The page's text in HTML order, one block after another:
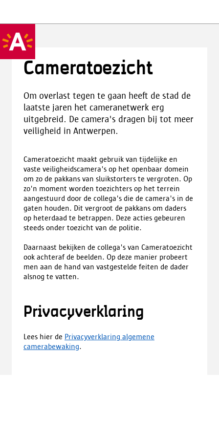
Cameratoezicht
Om overlast tegen te gaan heeft de stad de
laatste jaren het cameranetwerk erg
uitgebreid. De camera's dragen bij tot meer
veiligheid in Antwerpen.
Cameratoezicht maakt gebruik van tijdelijke en
vaste veiligheidscamera's op het openbaar domein
om zo de pakkans van sluikstorters te vergroten. Op
zo'n moment worden toezichters op het terrein
aangestuurd door de collega's die de camera's in de
gaten houden. Dit vergroot de pakkans om daders
op heterdaad te betrappen. Deze acties gebeuren
steeds onder toezicht van de politie.
Daarnaast bekijken de collega's van Cameratoezicht
ook achteraf de beelden. Op deze manier probeert
men aan de hand van vastgestelde feiten de dader
alsnog te vatten.
Privacyverklaring
Lees hier de Privacyverklaring algemene
camerabewaking.